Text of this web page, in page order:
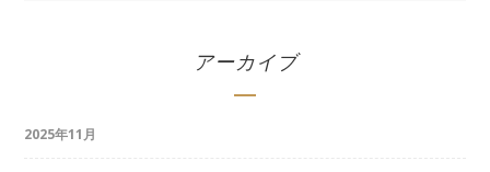
アーカイブ
2025年11月